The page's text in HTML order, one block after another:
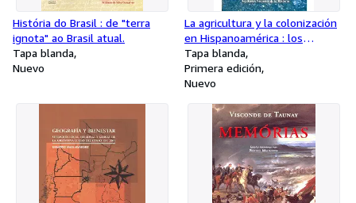
História do Brasil : de "terra
ignota" ao Brasil atual.
Tapa blanda
Nuevo
La agricultura y la colonización
en Hispanoamérica : los
estados del Plata.
Tapa blanda
Primera edición
Nuevo